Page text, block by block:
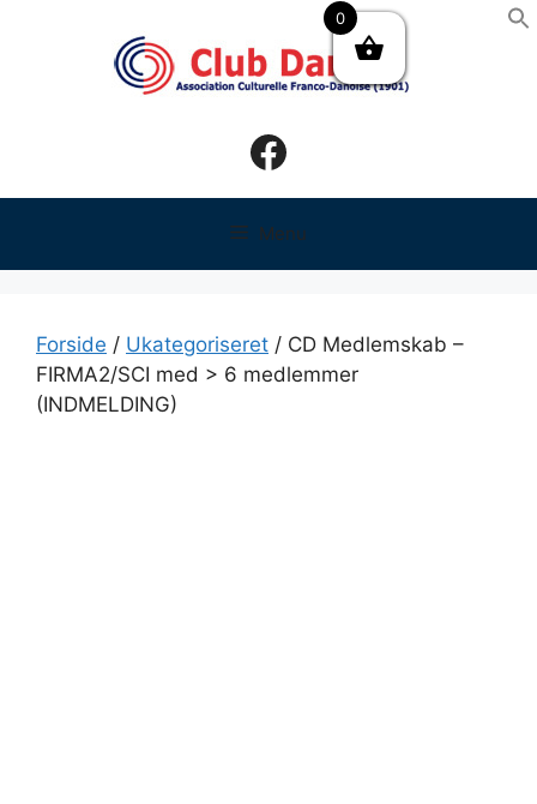
Facebook
Menu
Forside / Ukategoriseret / CD Medlemskab –
FIRMA2/SCI med > 6 medlemmer
(INDMELDING)
0